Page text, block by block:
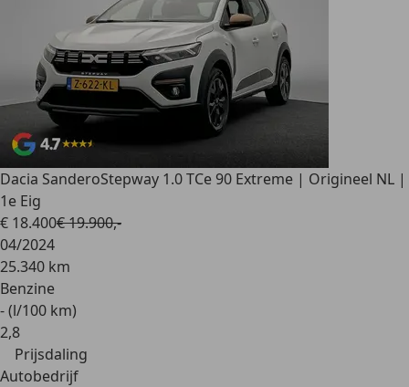
Dacia SanderoStepway 1.0 TCe 90 Extreme | Origineel NL |
1e Eig
€ 18.400€ 19.900,-
04/2024
25.340 km
Benzine
- (l/100 km)
2,8
Prijsdaling
Autobedrijf